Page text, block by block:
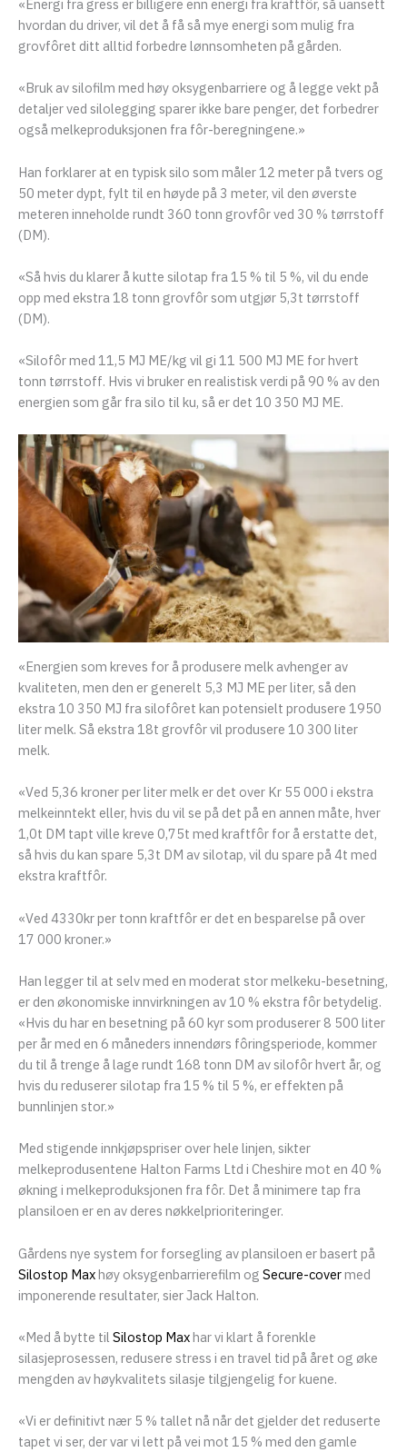
«Energi fra gress er billigere enn energi fra kraftfôr, så uansett
hvordan du driver, vil det å få så mye energi som mulig fra
grovfôret ditt alltid forbedre lønnsomheten på gården.
«Bruk av silofilm med høy oksygenbarriere og å legge vekt på
detaljer ved silolegging sparer ikke bare penger, det forbedrer
også melkeproduksjonen fra fôr-beregningene.»
Han forklarer at en typisk silo som måler 12 meter på tvers og
50 meter dypt, fylt til en høyde på 3 meter, vil den øverste
meteren inneholde rundt 360 tonn grovfôr ved 30 % tørrstoff
(DM).
«Så hvis du klarer å kutte silotap fra 15 % til 5 %, vil du ende
opp med ekstra 18 tonn grovfôr som utgjør 5,3t tørrstoff
(DM).
«Silofôr med 11,5 MJ ME/kg vil gi 11 500 MJ ME for hvert
tonn tørrstoff. Hvis vi bruker en realistisk verdi på 90 % av den
energien som går fra silo til ku, så er det 10 350 MJ ME.
«Energien som kreves for å produsere melk avhenger av
kvaliteten, men den er generelt 5,3 MJ ME per liter, så den
ekstra 10 350 MJ fra silofôret kan potensielt produsere 1950
liter melk. Så ekstra 18t grovfôr vil produsere 10 300 liter
melk.
«Ved 5,36 kroner per liter melk er det over Kr 55 000 i ekstra
melkeinntekt eller, hvis du vil se på det på en annen måte, hver
1,0t DM tapt ville kreve 0,75t med kraftfôr for å erstatte det,
så hvis du kan spare 5,3t DM av silotap, vil du spare på 4t med
ekstra kraftfôr.
«Ved 4330kr per tonn kraftfôr er det en besparelse på over
17 000 kroner.»
Han legger til at selv med en moderat stor melkeku-besetning,
er den økonomiske innvirkningen av 10 % ekstra fôr betydelig.
«Hvis du har en besetning på 60 kyr som produserer 8 500 liter
per år med en 6 måneders innendørs fôringsperiode, kommer
du til å trenge å lage rundt 168 tonn DM av silofôr hvert år, og
hvis du reduserer silotap fra 15 % til 5 %, er effekten på
bunnlinjen stor.»
Med stigende innkjøpspriser over hele linjen, sikter
melkeprodusentene Halton Farms Ltd i Cheshire mot en 40 %
økning i melkeproduksjonen fra fôr. Det å minimere tap fra
plansiloen er en av deres nøkkelprioriteringer.
Gårdens nye system for forsegling av plansiloen er basert på
Silostop Maxhøy oksygenbarrierefilm og Secure-covermed
imponerende resultater, sier Jack Halton.
«Med å bytte til Silostop Maxhar vi klart å forenkle
silasjeprosessen, redusere stress i en travel tid på året og øke
mengden av høykvalitets silasje tilgjengelig for kuene.
«Vi er definitivt nær 5 % tallet nå når det gjelder det reduserte
tapet vi ser, der var vi lett på vei mot 15 % med den gamle